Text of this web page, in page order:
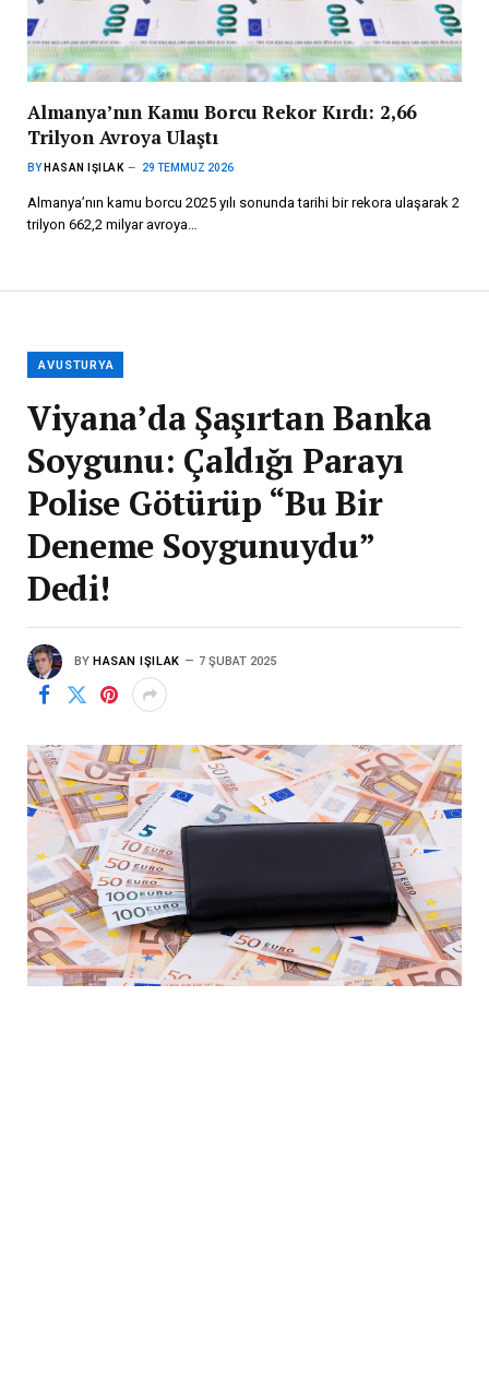
Almanya’nın Kamu Borcu Rekor Kırdı: 2,66
Trilyon Avroya Ulaştı
BY HASAN IŞILAK 29 TEMMUZ 2026
Almanya’nın kamu borcu 2025 yılı sonunda tarihi bir rekora ulaşarak 2
trilyon 662,2 milyar avroya…
AVUSTURYA
Viyana’da Şaşırtan Banka
Soygunu: Çaldığı Parayı
Polise Götürüp “Bu Bir
Deneme Soygunuydu”
Dedi!
BY HASAN IŞILAK 7 ŞUBAT 2025